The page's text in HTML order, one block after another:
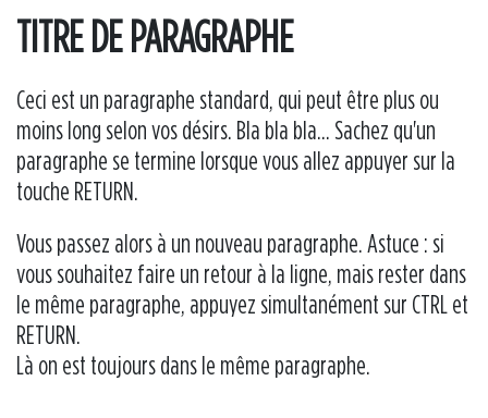
TITRE DE PARAGRAPHE
Ceci est un paragraphe standard, qui peut être plus ou
moins long selon vos désirs. Bla bla bla... Sachez qu'un
paragraphe se termine lorsque vous allez appuyer sur la
touche RETURN.
Vous passez alors à un nouveau paragraphe. Astuce : si
vous souhaitez faire un retour à la ligne, mais rester dans
le même paragraphe, appuyez simultanément sur CTRL et
RETURN.
Là on est toujours dans le même paragraphe.